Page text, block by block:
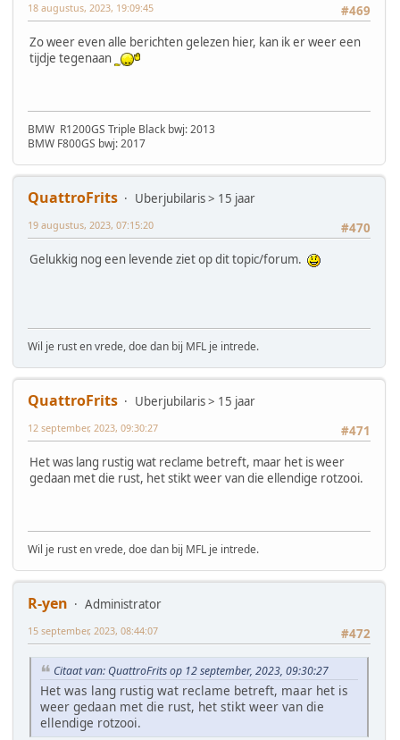
#469
18 augustus, 2023, 19:09:45
Zo weer even alle berichten gelezen hier, kan ik er weer een
tijdje tegenaan
BMW R1200GS Triple Black bwj: 2013
BMW F800GS bwj: 2017
QuattroFrits
Uberjubilaris > 15 jaar
#470
19 augustus, 2023, 07:15:20
Gelukkig nog een levende ziet op dit topic/forum.
Wil je rust en vrede, doe dan bij MFL je intrede.
QuattroFrits
Uberjubilaris > 15 jaar
#471
12 september, 2023, 09:30:27
Het was lang rustig wat reclame betreft, maar het is weer
gedaan met die rust, het stikt weer van die ellendige rotzooi.
Wil je rust en vrede, doe dan bij MFL je intrede.
R-yen
Administrator
#472
15 september, 2023, 08:44:07
Citaat van: QuattroFrits op 12 september, 2023, 09:30:27
Het was lang rustig wat reclame betreft, maar het is
weer gedaan met die rust, het stikt weer van die
ellendige rotzooi.